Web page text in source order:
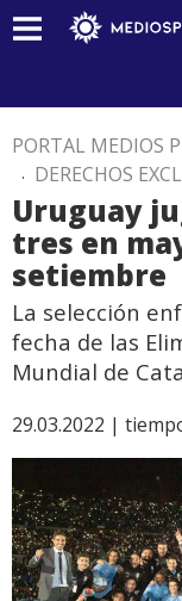
PORTAL MEDIOS
. DERECHOS
Uruguay
tres en
setiembre
La selección
fecha de las
Mundial de
29.03.2022 |